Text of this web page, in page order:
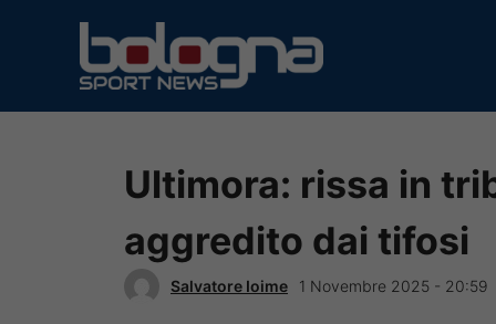
contenuto
Ultimora: rissa in
aggredito dai tifosi
Salvatore Ioime 1 Novembre 2025 - 20:59